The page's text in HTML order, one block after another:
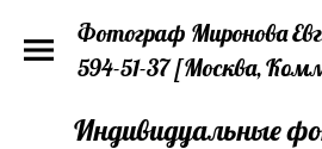
Фотограф Миронова
594-51-37 [Москва,
Индивидуальные